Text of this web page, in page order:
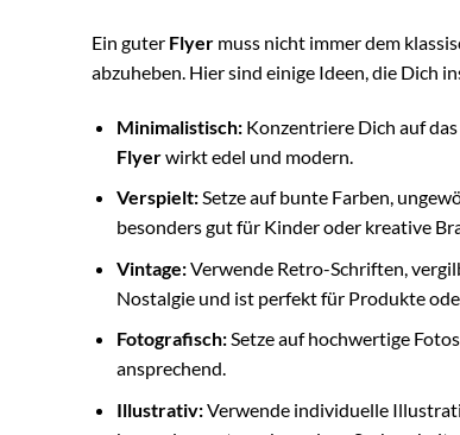
Ein guter Flyer muss nicht immer dem
abzuheben. Hier sind einige Ideen, die Dich
Minimalistisch:Konzentriere Dich auf
Flyerwirkt edel und modern.
Verspielt:Setze auf bunte Farben,
besonders gut für Kinder oder kreative
Vintage:Verwende Retro-Schriften,
Nostalgie und ist perfekt für Produkte
Fotografisch:Setze auf hochwertige
ansprechend.
Illustrativ:Verwende individuelle